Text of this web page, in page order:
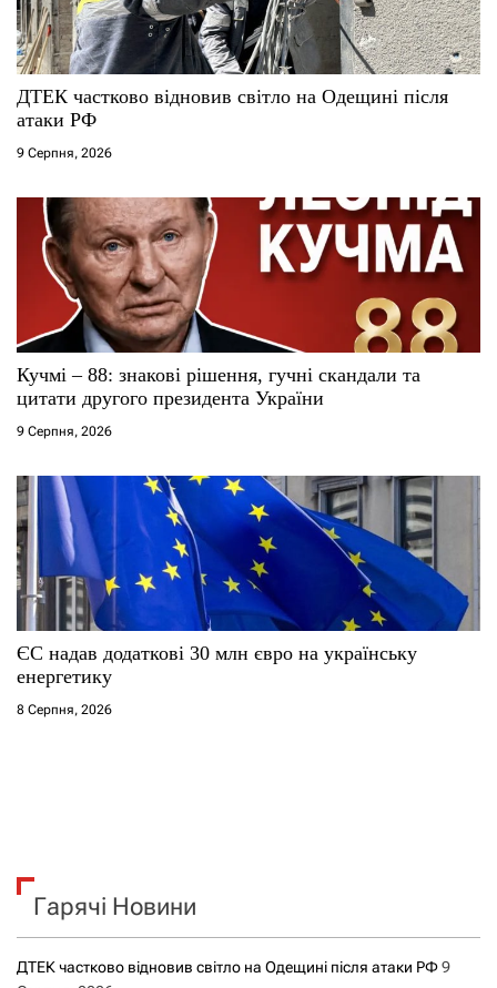
ДТЕК частково відновив світло на Одещині після
атаки РФ
9 Серпня, 2026
Кучмі – 88: знакові рішення, гучні скандали та
цитати другого президента України
9 Серпня, 2026
ЄС надав додаткові 30 млн євро на українську
енергетику
8 Серпня, 2026
Гарячі Новини
ДТЕК частково відновив світло на Одещині після атаки РФ9